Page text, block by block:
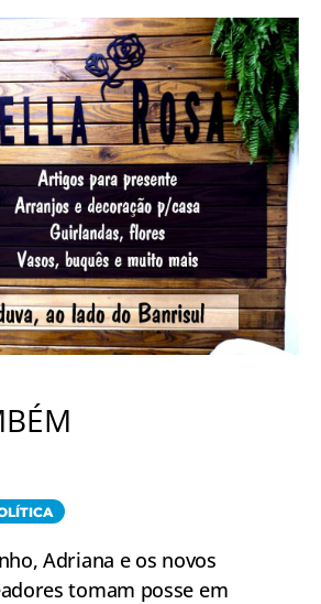
Adriana e os novos
tomam posse em